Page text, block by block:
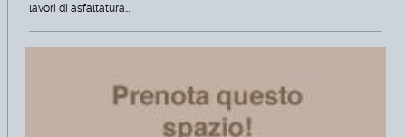
lavori di asfaltatura…